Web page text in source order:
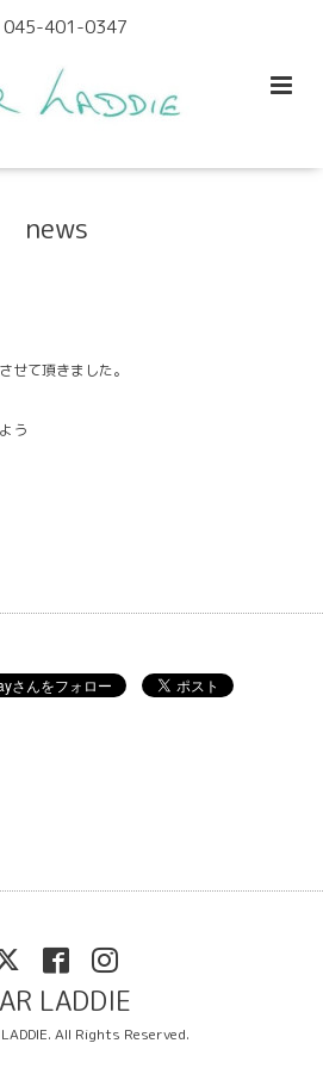
045-401-0347
news
せて頂きました。
う
LADDIE
. All Rights Reserved.